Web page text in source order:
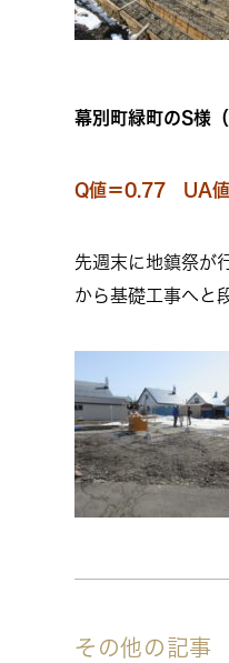
幕別町緑町のS様
Q値＝0.77 UA
先週末に地鎮祭が
から基礎工事へと
その他の記事